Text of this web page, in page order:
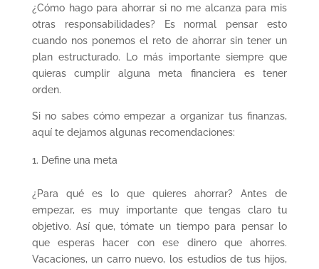
¿Cómo hago para ahorrar si no me alcanza para mis
otras responsabilidades? Es normal pensar esto
cuando nos ponemos el reto de ahorrar sin tener un
plan estructurado. Lo más importante siempre que
quieras cumplir alguna meta financiera es tener
orden.
Si no sabes cómo empezar a organizar tus finanzas,
aquí te dejamos algunas recomendaciones:
Define una meta
¿Para qué es lo que quieres ahorrar? Antes de
empezar, es muy importante que tengas claro tu
objetivo. Así que, tómate un tiempo para pensar lo
que esperas hacer con ese dinero que ahorres.
Vacaciones, un carro nuevo, los estudios de tus hijos,